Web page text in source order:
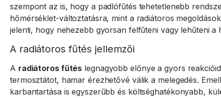
szempont az is, hogy a padlófűtés tehetetlenebb
hőmérséklet-változtatásra, mint a radiátoros
jelenti, hogy nehezebb gyorsan felfűteni vagy lehűteni a
A radiátoros fűtés jellemzői
A radiátoros fűtés legnagyobb előnye a gyors
termosztátot, hamar érezhetővé válik a melegedés.
karbantartása is egyszerűbb és költséghatékonyabb,